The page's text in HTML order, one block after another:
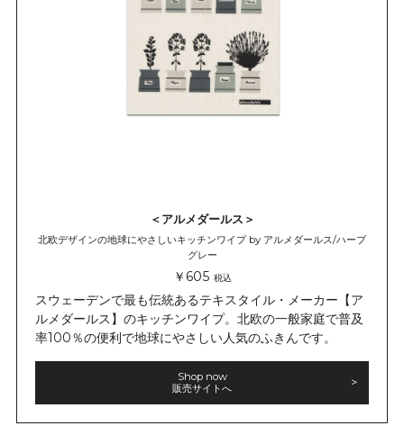
＜アルメダールス＞
北欧デザインの地球にやさしいキッチンワイプ by アルメダールス/ハーブ
グレー
￥605 税込
スウェーデンで最も伝統あるテキスタイル・メーカー【ア
ルメダールス】のキッチンワイプ。北欧の一般家庭で普及
率100％の便利で地球にやさしい人気のふきんです。
Shop now
販売サイトへ